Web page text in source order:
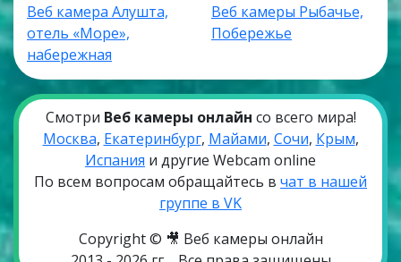
Веб камера Алушта,
отель «Море»,
набережная
Веб камеры Рыбачье,
Побережье
Смотри Веб камеры онлайн со всего мира!
Москва, Екатеринбург, Майами, Сочи, Крым,
Испания и другие Webcam online
По всем вопросам обращайтесь в чат в нашей
группе в VK
Copyright © 🎥 Веб камеры онлайн